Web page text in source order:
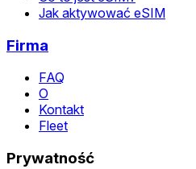
Jak aktywować eSIM
Firma
FAQ
O
Kontakt
Fleet
Prywatność